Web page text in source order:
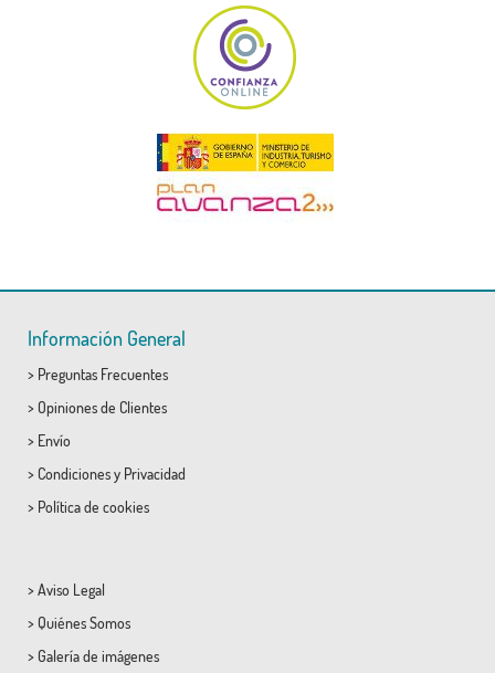
Información General
> Preguntas Frecuentes
> Opiniones de Clientes
> Envío
> Condicionesy Privacidad
> Política de cookies
> Aviso Legal
> Quiénes Somos
> Galería de imágenes